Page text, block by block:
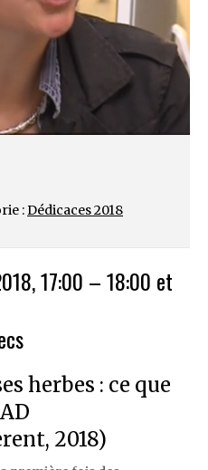
:Dédicaces 2018
17:00 – 18:00 et
herbes : ce que
2018)